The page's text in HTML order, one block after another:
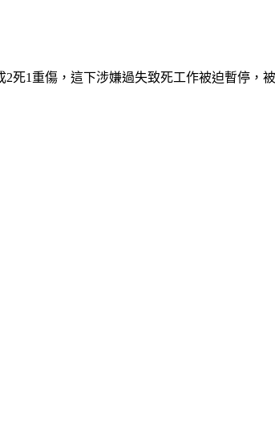
死1重傷，這下涉嫌過失致死工作被迫暫停，